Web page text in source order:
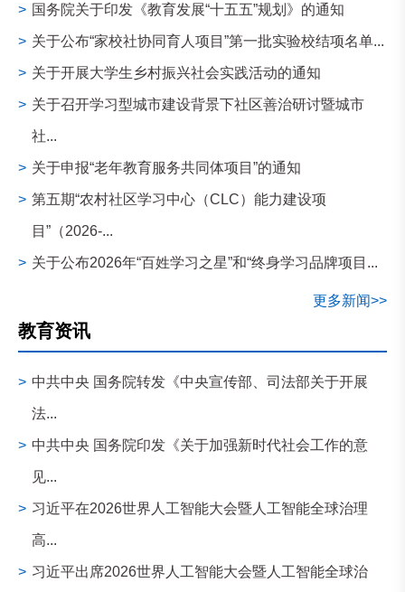
> 国务院关于印发《教育发展“十五五”规划》的通知
> 关于公布“家校社协同育人项目”第一批实验校结项名单...
> 关于开展大学生乡村振兴社会实践活动的通知
> 关于召开学习型城市建设背景下社区善治研讨暨城市
社...
> 关于申报“老年教育服务共同体项目”的通知
> 第五期“农村社区学习中心（CLC）能力建设项
目”（2026-...
> 关于公布2026年“百姓学习之星”和“终身学习品牌项目...
更多新闻>>
教育资讯
> 中共中央 国务院转发《中央宣传部、司法部关于开展
法...
> 中共中央 国务院印发《关于加强新时代社会工作的意
见...
> 习近平在2026世界人工智能大会暨人工智能全球治理
高...
> 习近平出席2026世界人工智能大会暨人工智能全球治